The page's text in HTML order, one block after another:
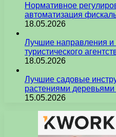
Нормативное
автоматизация
18.05.2026
Лучшие направления и
туристического
18.05.2026
Лучшие садовые
растениями деревьями
15.05.2026